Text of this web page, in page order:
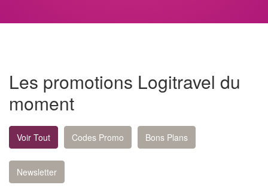
Les promotions Logitravel du
moment
Voir Tout Codes Promo Bons Plans
Newsletter